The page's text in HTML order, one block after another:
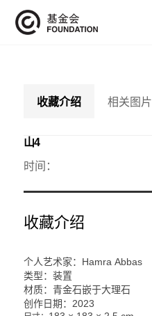
收藏介绍 相关图片
山4
时间：
收藏介绍
个人艺术家：Hamra Abbas
类型：装置
材质：青金石嵌于大理石
创作日期：2023